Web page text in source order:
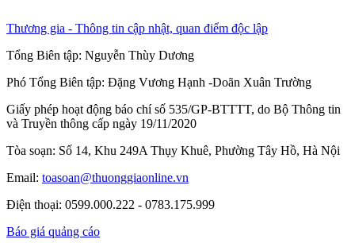
Thương gia - Thông tin cập nhật, quan điểm độc lập
Tổng Biên tập: Nguyễn Thùy Dương
Phó Tổng Biên tập: Đặng Vương Hạnh -Doãn Xuân Trường
Giấy phép hoạt động báo chí số 535/GP-BTTTT, do Bộ Thông tin
và Truyền thông cấp ngày 19/11/2020
Tòa soạn: Số 14, Khu 249A Thụy Khuê, Phường Tây Hồ, Hà Nội
Email: toasoan@thuonggiaonline.vn
Điện thoại: 0599.000.222 - 0783.175.999
Báo giá quảng cáo